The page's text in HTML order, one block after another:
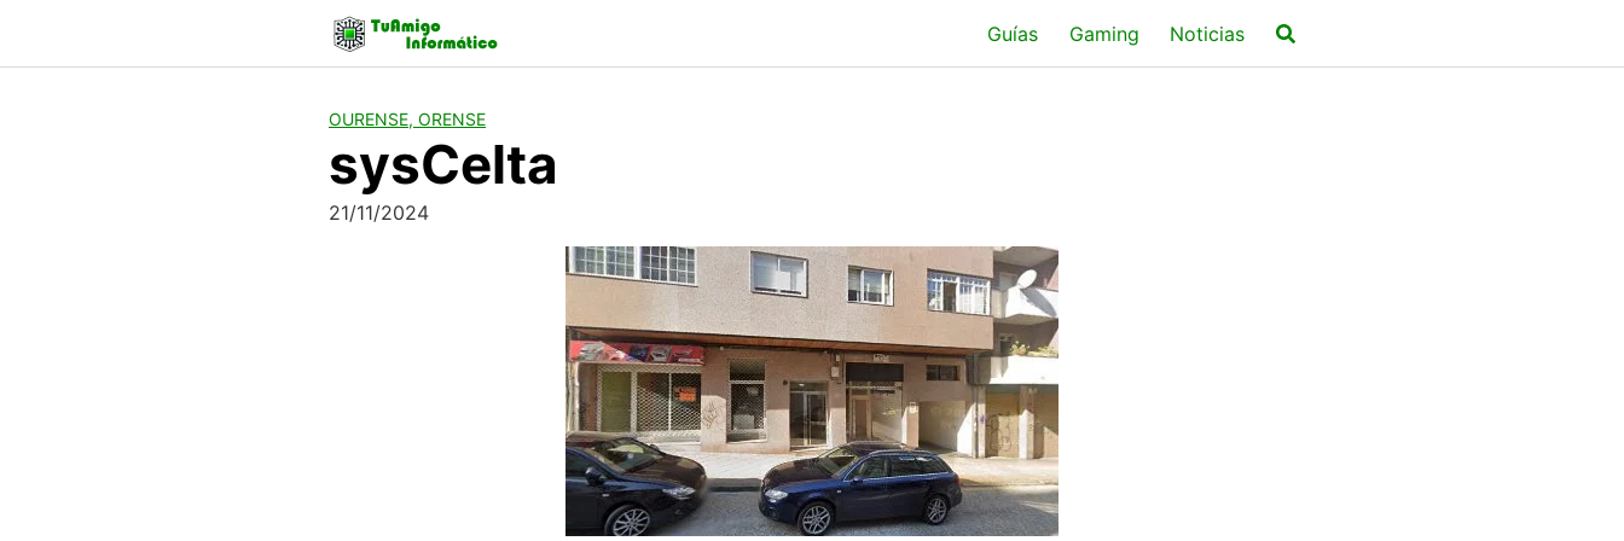
content
Guías Gaming Noticias
OURENSE, ORENSE
sysCelta
21/11/2024